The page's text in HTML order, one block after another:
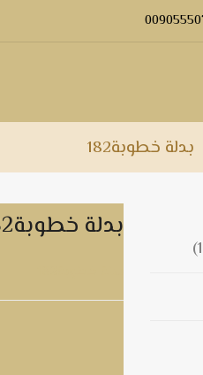
بدلة خطوبة182
بدلة خطوبة182